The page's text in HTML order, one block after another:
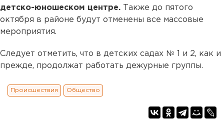
детско-юношеском центре. Также до пятого
октября в районе будут отменены все массовые
мероприятия.
Следует отметить, что в детских садах № 1 и 2, как и
прежде, продолжат работать дежурные группы.
Происшествия Общество